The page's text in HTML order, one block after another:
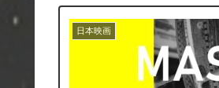
日本映画